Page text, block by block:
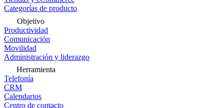
Categorías de producto
Objetivo
Productividad
Comunicación
Movilidad
Administración y liderazgo
Herramienta
Telefonía
CRM
Calendarios
Centro de contacto